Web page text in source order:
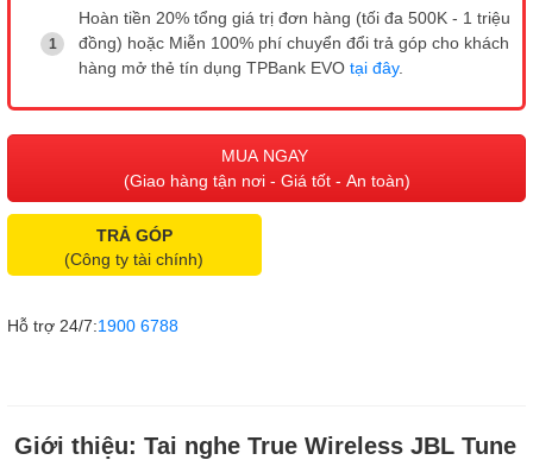
Hoàn tiền 20% tổng giá trị đơn hàng (tối đa 500K - 1 triệu
đồng) hoặc Miễn 100% phí chuyển đổi trả góp cho khách
hàng mở thẻ tín dụng TPBank EVO tại đây.
MUA NGAY
(Giao hàng tận nơi - Giá tốt - An toàn)
TRẢ GÓP
(Công ty tài chính)
Hỗ trợ 24/7:1900 6788
Giới thiệu: Tai nghe True Wireless JBL Tune